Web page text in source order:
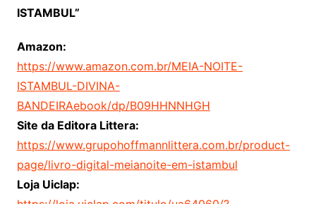
ISTAMBUL”
Amazon:
https://www.amazon.com.br/MEIA-NOITE-
ISTAMBUL-DIVINA-
BANDEIRAebook/dp/B09HHNNHGH
Site da Editora Littera:
https://www.grupohoffmannlittera.com.br/product-
page/livro-digital-meianoite-em-istambul
Loja Uiclap: